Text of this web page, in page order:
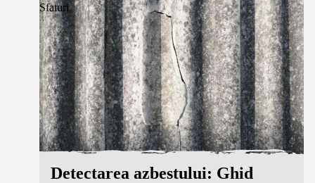
Sfaturi
Detectarea azbestului: Ghid